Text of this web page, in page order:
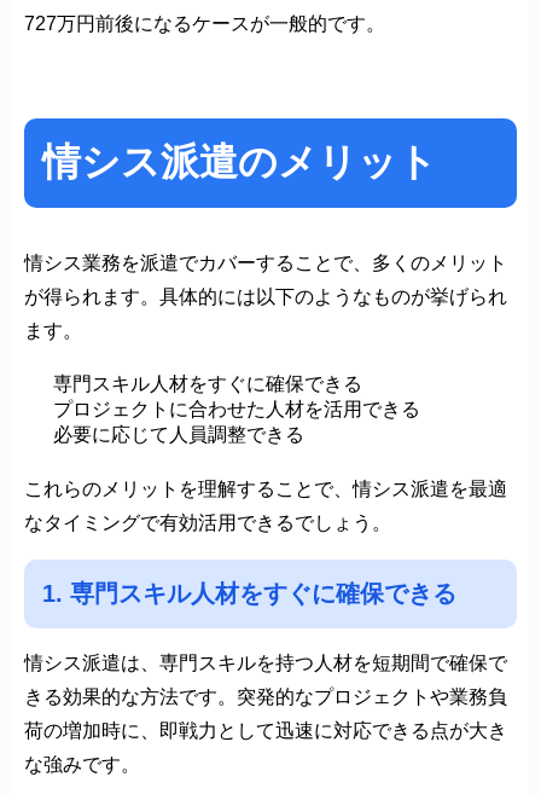
727万円前後になるケースが一般的です。
情シス派遣のメリット
情シス業務を派遣でカバーすることで、多くのメリット
が得られます。具体的には以下のようなものが挙げられ
ます。
専門スキル人材をすぐに確保できる
プロジェクトに合わせた人材を活用できる
必要に応じて人員調整できる
これらのメリットを理解することで、情シス派遣を最適
なタイミングで有効活用できるでしょう。
1. 専門スキル人材をすぐに確保できる
情シス派遣は、専門スキルを持つ人材を短期間で確保で
きる効果的な方法です。突発的なプロジェクトや業務負
荷の増加時に、即戦力として迅速に対応できる点が大き
な強みです。